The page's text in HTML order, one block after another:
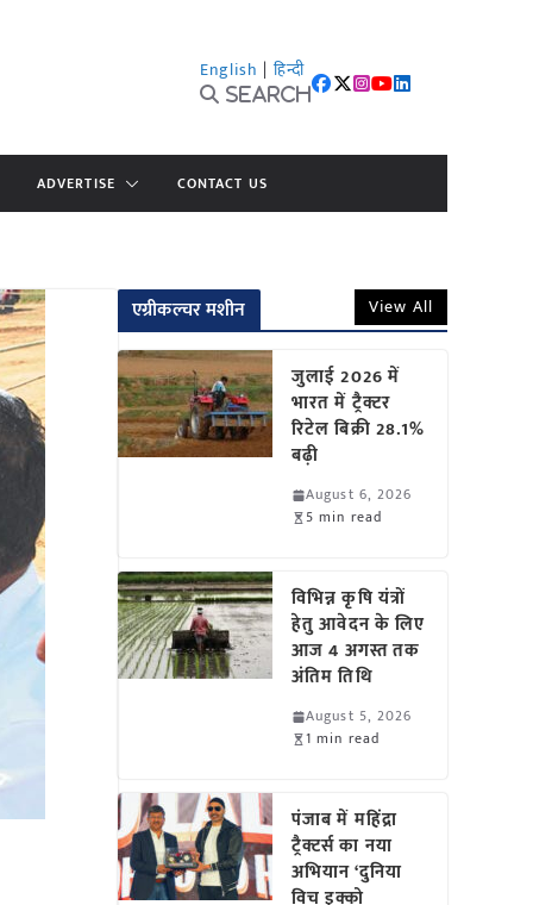
English | हिन्दी
Search
ADVERTISE CONTACT US
एग्रीकल्चर मशीन View All
जुलाई 2026 में
भारत में ट्रैक्टर
रिटेल बिक्री 28.1%
बढ़ी
August 6, 2026
5 min read
विभिन्न कृषि यंत्रों
हेतु आवेदन के लिए
आज 4 अगस्त तक
अंतिम तिथि
August 5, 2026
1 min read
पंजाब में महिंद्रा
ट्रैक्टर्स का नया
अभियान ‘दुनिया
विच इक्को